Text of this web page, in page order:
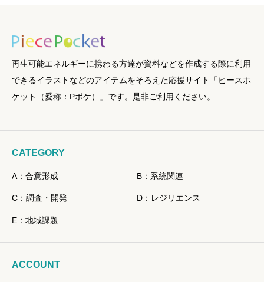
再生可能エネルギーに携わる方達が資料などを作成する際に利用
できるイラストなどのアイテムをそろえた応援サイト「ピースポ
ケット（愛称：Pポケ）」です。是非ご利用ください。
CATEGORY
A：合意形成 B：系統関連
C：調査・開発 D：レジリエンス
E：地域課題
ACCOUNT